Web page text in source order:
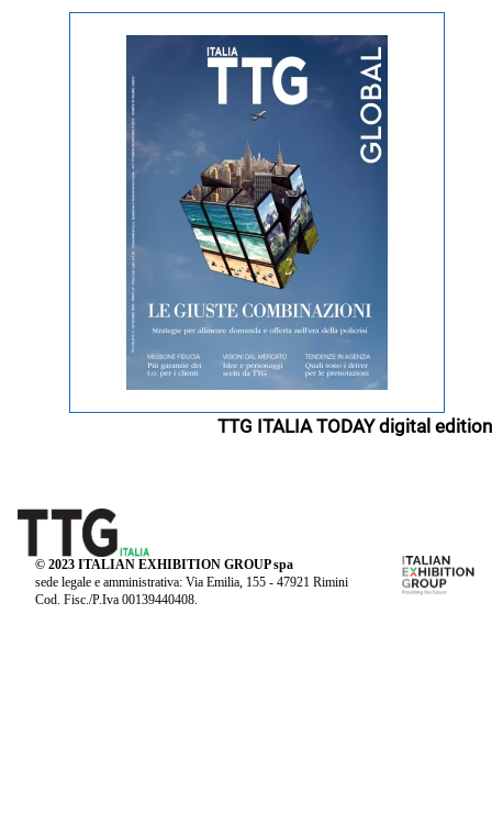
TTG ITALIA TODAY digital edition
© 2023 ITALIAN EXHIBITION GROUP spa
sede legale e amministrativa: Via Emilia, 155 - 47921 Rimini
Cod. Fisc./P.Iva 00139440408.